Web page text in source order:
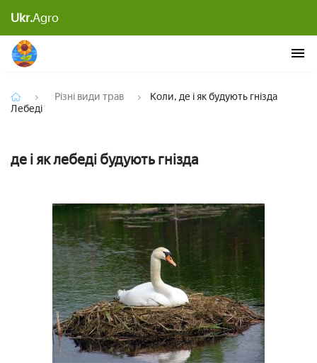
Ukr.Agro
Різні види трав
Коли, де і як будують гнізда
Лебеді
де і як лебеді будують гнізда